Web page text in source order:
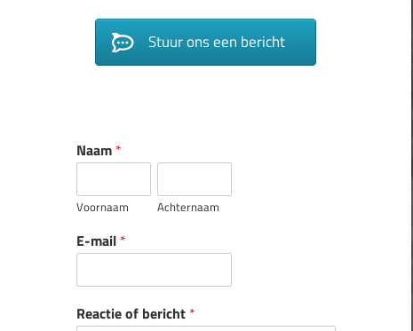
Stuur ons een bericht
Naam *
Voornaam Achternaam
E-mail *
Reactie of bericht *